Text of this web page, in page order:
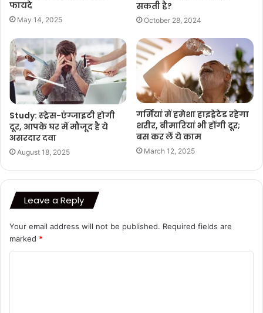
फायदे
May 14, 2025
सकती है?
October 28, 2024
Study: स्ट्रेस-एंग्जाइटी होगी
दूर, आपके घर में मौजूद है ये
असरदार दवा
August 18, 2025
गर्मियां में हमेशा हाइड्रेटेड रहेगा
शरीर, बीमारियां भी होंगी दूर;
बस कर लें ये काम
March 12, 2025
Leave a Reply
Your email address will not be published. Required fields are
marked *